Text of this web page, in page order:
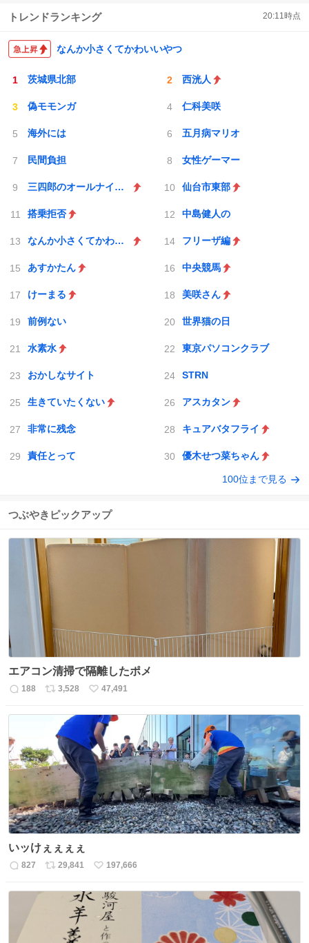
トレンドランキング 20:11時点
なんか小さくてかわいいやつ
茨城県北部 西洸人
偽モモンガ 仁科美咲
海外には 五月病マリオ
民間負担 女性ゲーマー
三四郎のオールナイトニッポン0 仙台市東部
搭乗拒否 中島健人の
なんか小さくてかわいいやつ フリーザ編
あすかたん 中央競馬
けーまる 美咲さん
前例ない 世界猫の日
水素水 東京パソコンクラブ
おかしなサイト STRN
生きていたくない アスカタン
非常に残念 キュアバタフライ
責任とって 優木せつ菜ちゃん
100位まで見る
つぶやきピックアップ
エアコン清掃で隔離したポメ
返
188
リ
数
3,528
い
ね
数
47,491
いッけぇぇぇぇ
返
827
リ
29,841
い
ね
数
197,666